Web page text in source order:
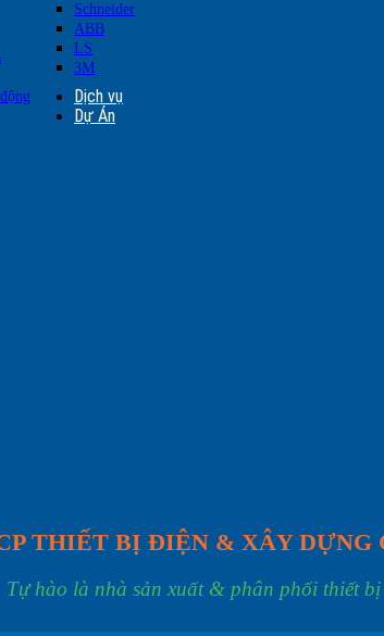
Schneider
ABB
LS
3M
Dịch vụ
Dự Án
THIẾT BỊ ĐIỆN & XÂY DỰNG
Tự hào là nhà sản xuất & phân phối thiết